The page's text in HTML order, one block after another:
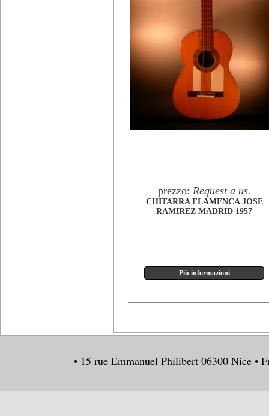
prezzo: Request a us.
CHITARRA FLAMENCA JOSE
RAMIREZ MADRID 1957
• 15 rue Emmanuel Philibert 06300 Nice •